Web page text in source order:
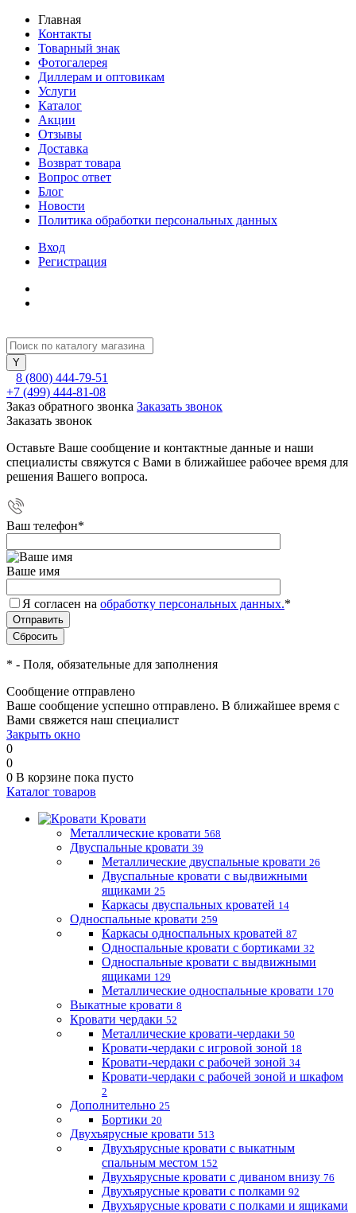
Главная
Контакты
Товарный знак
Фотогалерея
Диллерам и оптовикам
Услуги
Каталог
Акции
Отзывы
Доставка
Возврат товара
Вопрос ответ
Блог
Новости
Политика обработки персональных данных
Вход
Регистрация
8 (800) 444-79-51
+7 (499) 444-81-08
Заказ обратного звонка Заказать звонок
Заказать звонок
Оставьте Ваше сообщение и контактные данные и наши
специалисты свяжутся с Вами в ближайшее рабочее время для
решения Вашего вопроса.
Ваш телефон*
Ваше имя
Я согласен на обработку персональных данных.*
* - Поля, обязательные для заполнения
Сообщение отправлено
Ваше сообщение успешно отправлено. В ближайшее время с
Вами свяжется наш специалист
Закрыть окно
0
0
0 В корзине пока пусто
Каталог товаров
Кровати
Металлические кровати 568
Двуспальные кровати 39
Металлические двуспальные кровати 26
Двуспальные кровати с выдвижными
ящиками 25
Каркасы двуспальных кроватей 14
Односпальные кровати 259
Каркасы односпальных кроватей 87
Односпальные кровати с бортиками 32
Односпальные кровати с выдвижными
ящиками 129
Металлические односпальные кровати 170
Выкатные кровати 8
Кровати чердаки 52
Металлические кровати-чердаки 50
Кровати-чердаки с игровой зоной 18
Кровати-чердаки с рабочей зоной 34
Кровати-чердаки с рабочей зоной и шкафом
2
Дополнительно 25
Бортики 20
Двухъярусные кровати 513
Двухъярусные кровати с выкатным
спальным местом 152
Двухъярусные кровати с диваном внизу 76
Двухъярусные кровати с полками 92
Двухъярусные кровати с полками и ящиками